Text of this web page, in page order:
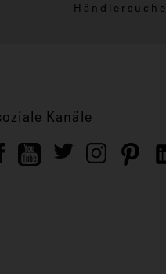
Händlersuche
Kanäle